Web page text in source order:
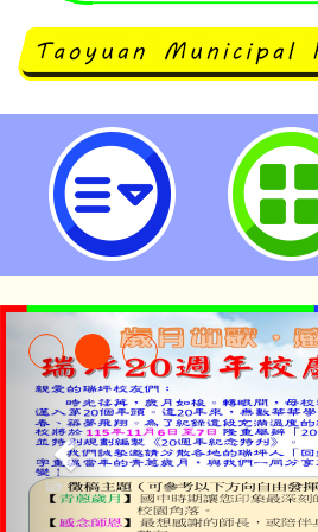
114年度「E-game
桃園市立瑞坪國民中